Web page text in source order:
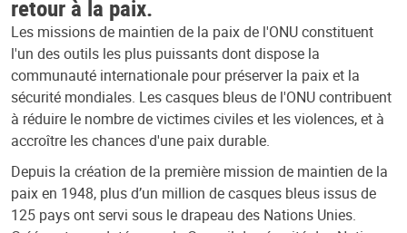
retour à la paix.
Les missions de maintien de la paix de l'ONU constituent
l'un des outils les plus puissants dont dispose la
communauté internationale pour préserver la paix et la
sécurité mondiales. Les casques bleus de l'ONU contribuent
à réduire le nombre de victimes civiles et les violences, et à
accroître les chances d'une paix durable.
Depuis la création de la première mission de maintien de la
paix en 1948, plus d’un million de casques bleus issus de
125 pays ont servi sous le drapeau des Nations Unies.